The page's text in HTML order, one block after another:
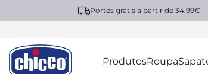
Portes grátis a partir de 34,99€
ProdutosRoupa